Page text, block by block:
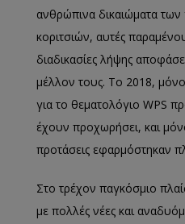
ανθρώπινα δικαιώματα των
κοριτσιών, αυτές
διαδικασίες λήψης
μέλλον τους. Το 2018,
για το θεματολόγιο WPS
έχουν προχωρήσει, και
προτάσεις εφαρμόστηκαν
Στο τρέχον παγκόσμιο
με πολλές νέες και